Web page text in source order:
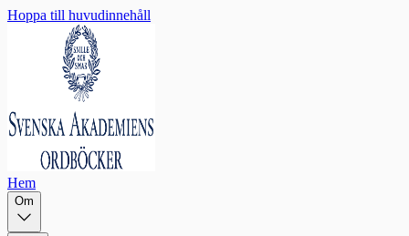
Hoppa till huvudinnehåll
Hem
Om